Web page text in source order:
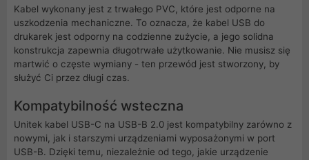
Kabel wykonany jest z trwałego PVC, które jest odporne na
uszkodzenia mechaniczne. To oznacza, że kabel USB do
drukarek jest odporny na codzienne zużycie, a jego solidna
konstrukcja zapewnia długotrwałe użytkowanie. Nie musisz się
martwić o częste wymiany - ten przewód jest stworzony, by
służyć Ci przez długi czas.
Kompatybilność wsteczna
Unitek kabel USB-C na USB-B 2.0 jest kompatybilny zarówno z
nowymi, jak i starszymi urządzeniami wyposażonymi w port
USB-B. Dzięki temu, niezależnie od tego, jakie urządzenie